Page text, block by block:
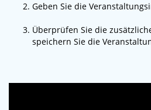
Geben Sie die
Überprüfen Sie die
speichern Sie die